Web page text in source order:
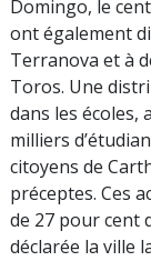
Domingo, le
ont également
Terranova et à
Toros. Une
dans les écoles,
milliers
citoyens de
préceptes. Ces
de 27 pour cent
déclarée la ville